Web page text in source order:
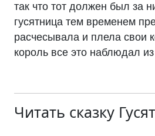
так что тот должен был за
гусятница тем временем
расчесывала и плела свои
король все это наблюдал
Читать сказку